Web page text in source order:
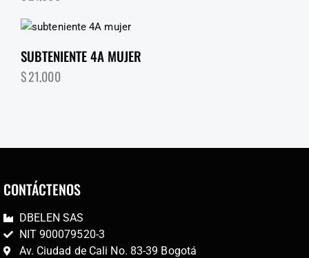
SUBTENIENTE 4A MUJER
$21,000
CONTÁCTENOS
DBELEN SAS
NIT 900079520-3
Av. Ciudad de Cali No. 83-39 Bogotá